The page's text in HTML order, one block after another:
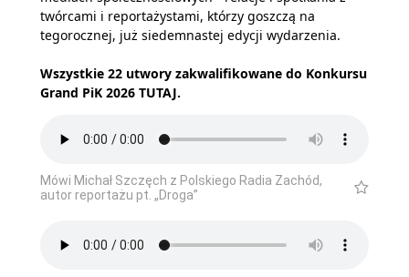
twórcami i reportażystami, którzy goszczą na
tegorocznej, już siedemnastej edycji wydarzenia.
Wszystkie 22 utwory zakwalifikowane do Konkursu
Grand PiK 2026 TUTAJ.
Mówi Michał Szczęch z Polskiego Radia Zachód,
autor reportażu pt. „Droga”